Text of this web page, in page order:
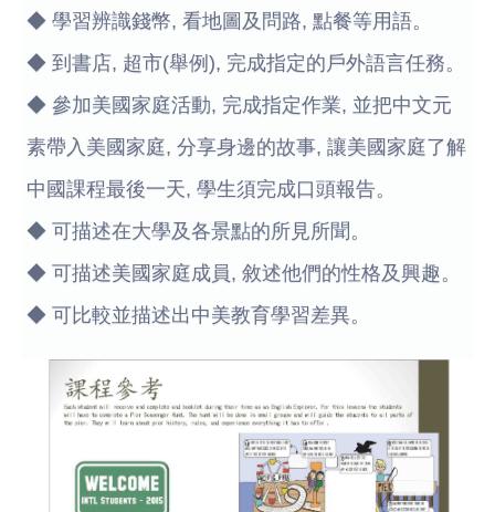
◆ 學習辨識錢幣, 看地圖及問路, 點餐等用語。
◆ 到書店, 超市(舉例), 完成指定的戶外語言任務。
◆ 參加美國家庭活動, 完成指定作業, 並把中文元
素帶入美國家庭, 分享身邊的故事, 讓美國家庭了解
中國課程最後一天, 學生須完成口頭報告。
◆ 可描述在大學及各景點的所見所聞。
◆ 可描述美國家庭成員, 敘述他們的性格及興趣。
◆ 可比較並描述出中美教育學習差異。